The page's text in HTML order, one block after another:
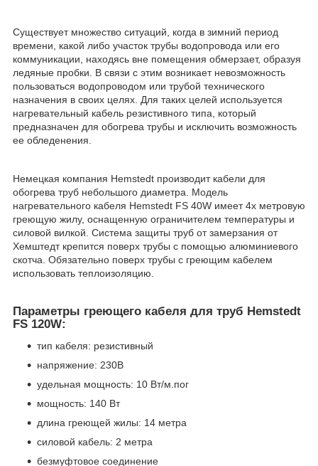
Существует множество ситуаций, когда в зимний период
времени, какой либо участок трубы водопровода или его
коммуникации, находясь вне помещения обмерзает, образуя
ледяные пробки. В связи с этим возникает невозможность
пользоваться водопроводом или трубой технического
назначения в своих целях. Для таких целей используется
нагревательный кабель резистивного типа, который
предназначен для обогрева трубы и исключить возможность
ее обледенения.
Немецкая компания Hemstedt производит кабели для
обогрева труб небольшого диаметра. Модель
нагревательного кабеля Hemstedt FS 40W имеет 4х метровую
греющую жилу, оснащенную ограничителем температуры и
силовой вилкой. Система защиты труб от замерзания от
Хемштедт крепится поверх трубы с помощью алюминиевого
скотча. Обязательно поверх трубы с греющим кабелем
использовать теплоизоляцию.
Параметры греющего кабеля для труб Hemstedt
FS 120W:
тип кабеля: резистивный
напряжение: 230В
удельная мощность: 10 Вт/м.пог
мощность: 140 Вт
длина греющей жилы: 14 метра
силовой кабель: 2 метра
безмуфтовое соединение